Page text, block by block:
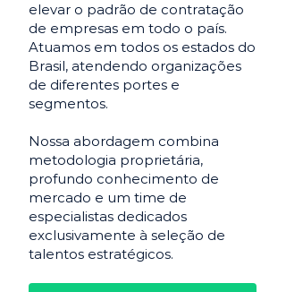
elevar o padrão de contratação
de empresas em todo o país.
Atuamos em todos os estados do
Brasil, atendendo organizações
de diferentes portes e
segmentos.
Nossa abordagem combina
metodologia proprietária,
profundo conhecimento de
mercado e um time de
especialistas dedicados
exclusivamente à seleção de
talentos estratégicos.